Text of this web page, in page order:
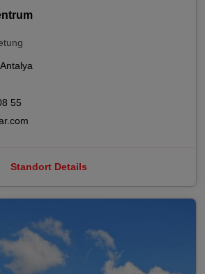
55
Standort Details